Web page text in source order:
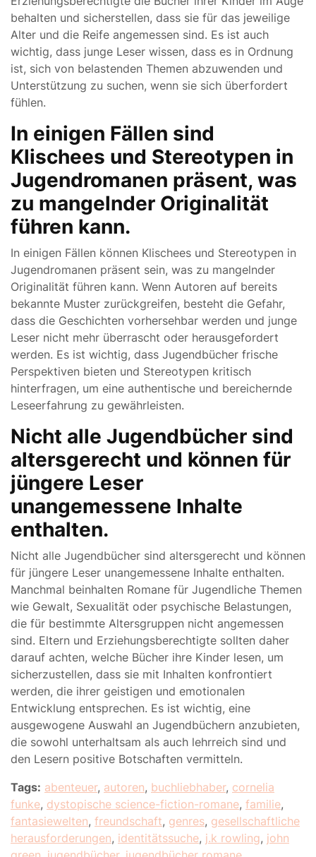
behalten und sicherstellen, dass sie für das jeweilige
Alter und die Reife angemessen sind. Es ist auch
wichtig, dass junge Leser wissen, dass es in Ordnung
ist, sich von belastenden Themen abzuwenden und
Unterstützung zu suchen, wenn sie sich überfordert
fühlen.
In einigen Fällen sind
Klischees und Stereotypen in
Jugendromanen präsent, was
zu mangelnder Originalität
führen kann.
In einigen Fällen können Klischees und Stereotypen in
Jugendromanen präsent sein, was zu mangelnder
Originalität führen kann. Wenn Autoren auf bereits
bekannte Muster zurückgreifen, besteht die Gefahr,
dass die Geschichten vorhersehbar werden und junge
Leser nicht mehr überrascht oder herausgefordert
werden. Es ist wichtig, dass Jugendbücher frische
Perspektiven bieten und Stereotypen kritisch
hinterfragen, um eine authentische und bereichernde
Leseerfahrung zu gewährleisten.
Nicht alle Jugendbücher sind
altersgerecht und können für
jüngere Leser
unangemessene Inhalte
enthalten.
Nicht alle Jugendbücher sind altersgerecht und können
für jüngere Leser unangemessene Inhalte enthalten.
Manchmal beinhalten Romane für Jugendliche Themen
wie Gewalt, Sexualität oder psychische Belastungen,
die für bestimmte Altersgruppen nicht angemessen
sind. Eltern und Erziehungsberechtigte sollten daher
darauf achten, welche Bücher ihre Kinder lesen, um
sicherzustellen, dass sie mit Inhalten konfrontiert
werden, die ihrer geistigen und emotionalen
Entwicklung entsprechen. Es ist wichtig, eine
ausgewogene Auswahl an Jugendbüchern anzubieten,
die sowohl unterhaltsam als auch lehrreich sind und
den Lesern positive Botschaften vermitteln.
Tags: abenteuer, autoren, buchliebhaber, cornelia
funke, dystopische science-fiction-romane, familie,
fantasiewelten, freundschaft, genres, gesellschaftliche
herausforderungen, identitätssuche, j.k rowling, john